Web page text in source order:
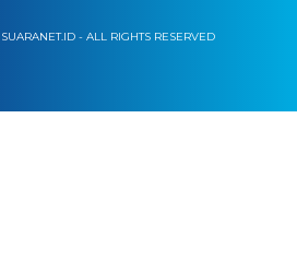
- ALL RIGHTS RESERVED